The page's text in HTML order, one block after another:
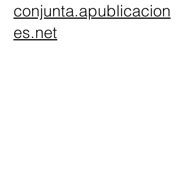
conjunta.apublicacion
es.net